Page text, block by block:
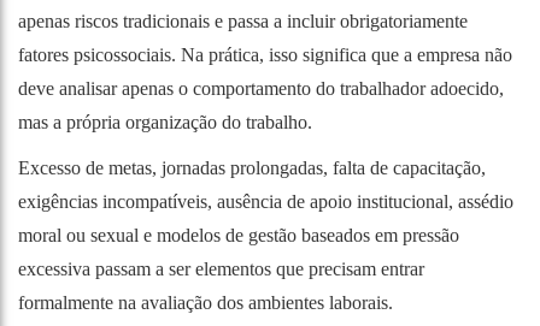
apenas riscos tradicionais e passa a incluir obrigatoriamente
fatores psicossociais. Na prática, isso significa que a empresa não
deve analisar apenas o comportamento do trabalhador adoecido,
mas a própria organização do trabalho.
Excesso de metas, jornadas prolongadas, falta de capacitação,
exigências incompatíveis, ausência de apoio institucional, assédio
moral ou sexual e modelos de gestão baseados em pressão
excessiva passam a ser elementos que precisam entrar
formalmente na avaliação dos ambientes laborais.